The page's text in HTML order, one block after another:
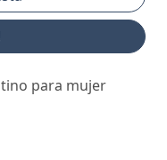
para mujer